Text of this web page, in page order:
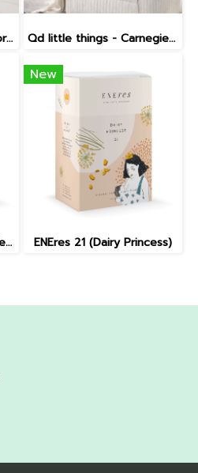
Qd - Newborn Cushion for Tripp Trapp Qd little things - Carnegie Electric Recliner
ENEres 22 (The Queen Returns)
New
ENEres 21 (Dairy Princess)